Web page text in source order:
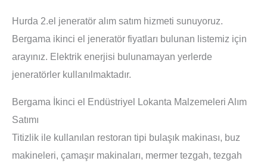
Hurda 2.el jeneratör alım satım hizmeti sunuyoruz.
Bergama ikinci el jeneratör fiyatları bulunan listemiz için
arayınız. Elektrik enerjisi bulunamayan yerlerde
jeneratörler kullanılmaktadır.
Bergama İkinci el Endüstriyel Lokanta Malzemeleri Alım
Satımı
Titizlik ile kullanılan restoran tipi bulaşık makinası, buz
makineleri, çamaşır makinaları, mermer tezgah, tezgah